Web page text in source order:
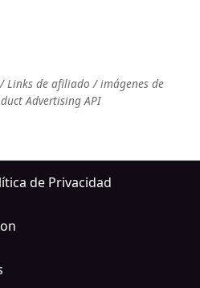
Links de afiliado / imágenes de
Advertising API
de Privacidad